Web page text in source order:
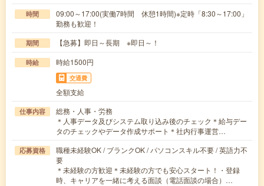
時間
09:00～17:00(実働7時間 休憩1時間)※定時「8:30～17:00」
勤務も歓迎！
期間 【急募】即日～長期 ※即日～！
時給 時給1500円
交通費
全額支給
仕事内容
総務・人事・労務
＊人事データ及びシステム取り込み後のチェック＊給与デー
タのチェックやデータ作成サポート＊社内行事運営…
応募資格
職種未経験OK / ブランクOK / パソコンスキル不要 / 英語力不
要
＊未経験の方歓迎＊未経験の方でも安心スタート！・登録
時、キャリアを一緒に考える面談（電話面談の場合）…